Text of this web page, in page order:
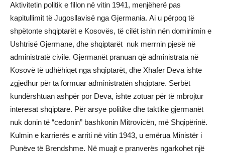
Aktivitetin politik e fillon në vitin 1941, menjëherë pas
kapitullimit të Jugosllavisë nga Gjermania. Ai u përpoq të
shpëtonte shqiptarët e Kosovës, të cilët ishin nën dominimin e
Ushtrisë Gjermane, dhe shqiptarët nuk merrnin pjesë në
administratë civile. Gjermanët pranuan që administrata në
Kosovë të udhëhiqet nga shqiptarët, dhe Xhafer Deva ishte
zgjedhur për ta formuar administratën shqiptare. Serbët
kundërshtuan ashpër por Deva, ishte zotuar për të mbrojtur
interesat shqiptare. Për arsye politike dhe taktike gjermanët
nuk donin të “cedonin” bashkonin Mitrovicën, më Shqipërinë.
Kulmin e karrierës e arriti në vitin 1943, u emёrua Ministёr i
Punёve tё Brendshme. Në muajt e pranverës ngarkohet një